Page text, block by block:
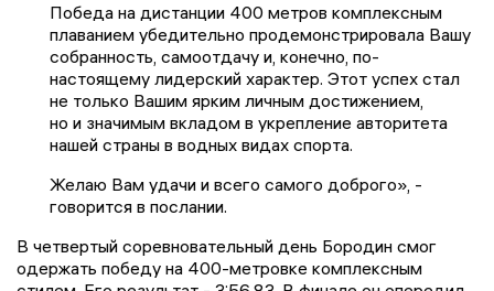
Победа на дистанции 400 метров комплексным
плаванием убедительно продемонстрировала Вашу
собранность, самоотдачу и, конечно, по-
настоящему лидерский характер. Этот успех стал
не только Вашим ярким личным достижением,
но и значимым вкладом в укрепление авторитета
нашей страны в водных видах спорта.
Желаю Вам удачи и всего самого доброго», -
говорится в послании.
В четвертый соревновательный день Бородин смог
одержать победу на 400-метровке комплексным